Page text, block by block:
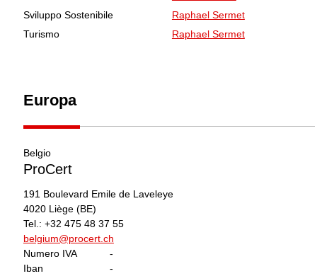
Sviluppo Sostenibile
Raphael Sermet
Turismo
Raphael Sermet
Europa
Belgio
ProCert
191 Boulevard Emile de Laveleye
4020 Liège (BE)
Tel.: +32 475 48 37 55
belgium@procert.ch
Numero IVA
-
Iban
-